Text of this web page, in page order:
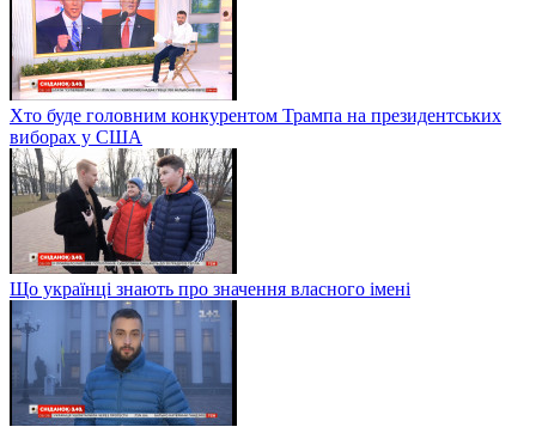
Хто буде головним конкурентом Трампа на президентських
виборах у США
Що українці знають про значення власного імені